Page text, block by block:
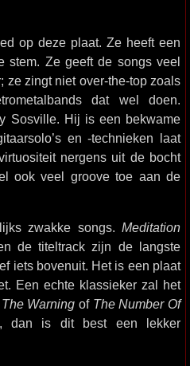
op deze plaat. Ze heeft een
stem. Ze geeft de songs veel
ze zingt niet over-the-top zoals
dat wel doen.
Sosville. Hij is een bekwame
en -technieken laat
nergens uit de bocht
ook veel groove toe aan de
zwakke songs. Meditation
de titeltrack zijn de langste
iets bovenuit. Het is een plaat
Een echte klassieker zal het
The Warning of The Number Of
dan is dit best een lekker